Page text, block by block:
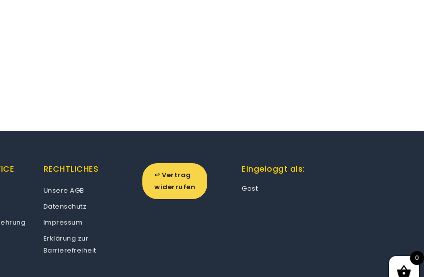
RECHTLICHES
Unsere AGB
Datenschutz
Impressum
Erklärung zur
Barrierefreiheit
↩ Vertrag
widerrufen
Eingeloggt als:
Gast
0